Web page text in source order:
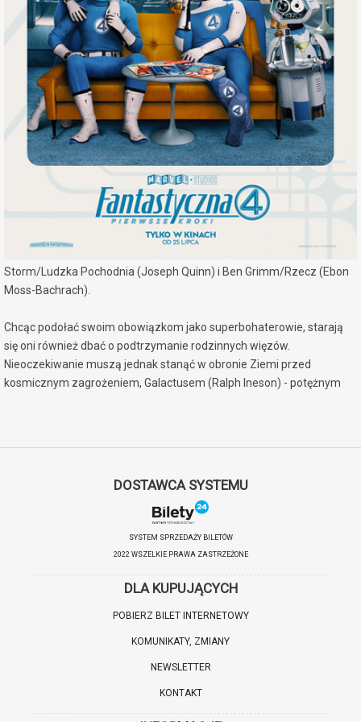
miejscowość:
Konin
adres:
Al. 1 Maja 7a
data i godzina:
06.08.2025, g. 19:30
Info
Opis wydarzenia:
Akcja najnowszej produkcji Marvel Studios rozgrywa się w barwnym,
retrofuturystycznym świecie, inspirowanym latami 60-tymi.
„Fantastyczna 4: Pierwsze kroki” to historia Pierwszej Rodziny
Marvela, którą stanowią Reed Richards/Mister Fantastic (Pedro
Storm/Ludzka Pochodnia (Joseph Quinn) i Ben Grimm/Rzecz (Ebon
Moss-Bachrach).
Chcąc podołać swoim obowiązkom jako superbohaterowie, starają
się oni również dbać o podtrzymanie rodzinnych więzów.
Nieoczekiwanie muszą jednak stanąć w obronie Ziemi przed
kosmicznym zagrożeniem, Galactusem (Ralph Ineson) - potężnym
DOSTAWCA SYSTEMU
SYSTEM SPRZEDAŻY BILETÓW
2022 WSZELKIE PRAWA ZASTRZEŻONE
DLA KUPUJĄCYCH
POBIERZ BILET INTERNETOWY
KOMUNIKATY, ZMIANY
NEWSLETTER
KONTAKT